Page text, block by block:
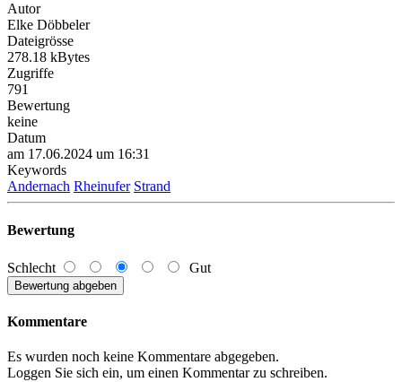
Autor
Elke Döbbeler
Dateigrösse
278.18 kBytes
Zugriffe
791
Bewertung
keine
Datum
am 17.06.2024 um 16:31
Keywords
Andernach Rheinufer Strand
Bewertung
Schlecht Gut
Kommentare
Es wurden noch keine Kommentare abgegeben.
Loggen Sie sich ein, um einen Kommentar zu schreiben.